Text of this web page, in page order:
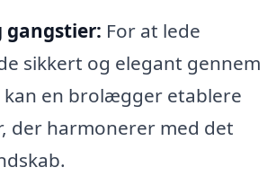
gangstier: For at lede
sikkert og elegant gennem
kan en brolægger etablere
der harmonerer med det